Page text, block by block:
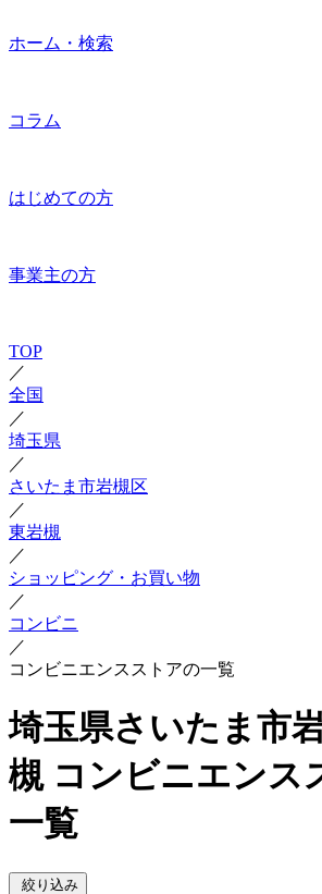
ホーム・検索
コラム
はじめての方
事業主の方
TOP
／
全国
／
埼玉県
／
さいたま市岩槻区
／
東岩槻
／
ショッピング・お買い物
／
コンビニ
／
コンビニエンスストアの一覧
埼玉県さいたま市
槻 コンビニエンス
一覧
絞り込み